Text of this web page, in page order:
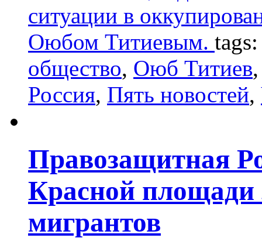
ситуации в
Оюбом Титиевым.
общество, Оюб Титиев
Россия, Пять новостей,
Правозащитная
Красной площади
мигрантов